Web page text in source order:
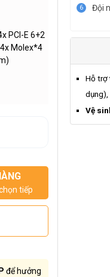
PCI-E 6+2
Molex*4
tiếp
để hưởng
6 Đội
Hỗ trợ
dụng),
Vệ